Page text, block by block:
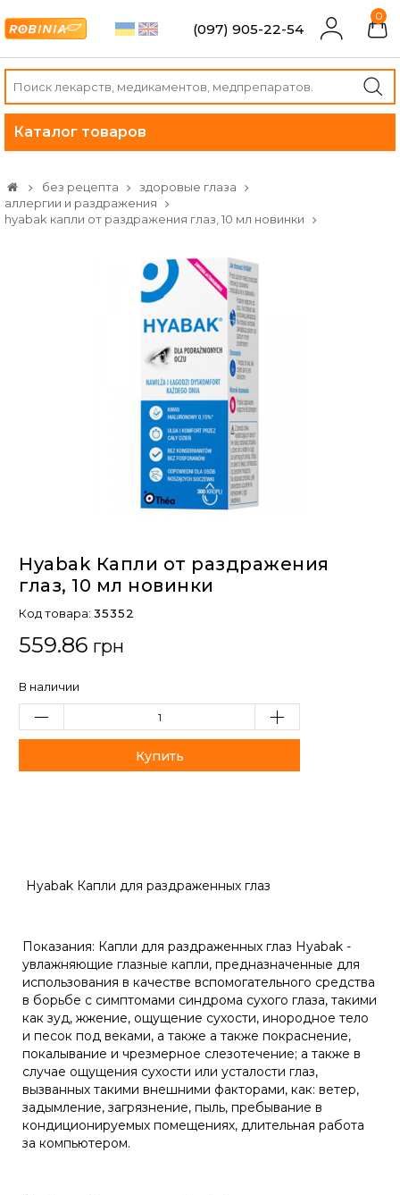
(097) 905-22-54
0
Каталог товаров
без рецепта
здоровые глаза
аллергии и раздражения
hyabak капли от раздражения глаз, 10 мл новинки
Hyabak Капли от раздражения
глаз, 10 мл новинки
Код товара: 35352
559.86 грн
В наличии
Hyabak Капли для раздраженных глаз
Показания: Капли для раздраженных глаз Hyabak -
увлажняющие глазные капли, предназначенные для
использования в качестве вспомогательного средства
в борьбе с симптомами синдрома сухого глаза, такими
как зуд, жжение, ощущение сухости, инородное тело
и песок под веками, а также а также покраснение,
покалывание и чрезмерное слезотечение; а также в
случае ощущения сухости или усталости глаз,
вызванных такими внешними факторами, как: ветер,
задымление, загрязнение, пыль, пребывание в
кондиционируемых помещениях, длительная работа
за компьютером.